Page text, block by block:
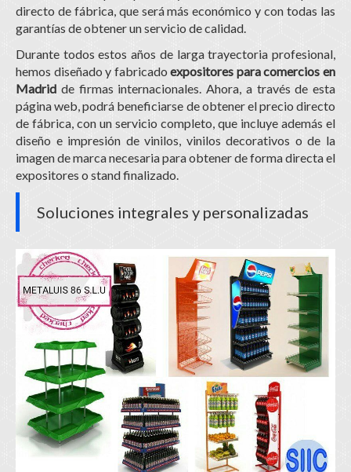
directo de fábrica, que será más económico y con todas las
garantías de obtener un servicio de calidad.
Durante todos estos años de larga trayectoria profesional,
hemos diseñado y fabricadoexpositores para comercios en
Madrid de firmas internacionales. Ahora, a través de esta
página web, podrá beneficiarse de obtener el precio directo
de fábrica, con un servicio completo, que incluye además el
diseño e impresión de vinilos, vinilos decorativos o de la
imagen de marca necesaria para obtener de forma directa el
expositores o stand finalizado.
Soluciones integrales y personalizadas